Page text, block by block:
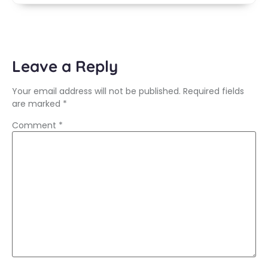
Leave a Reply
Your email address will not be published. Required fields
are marked *
Comment *